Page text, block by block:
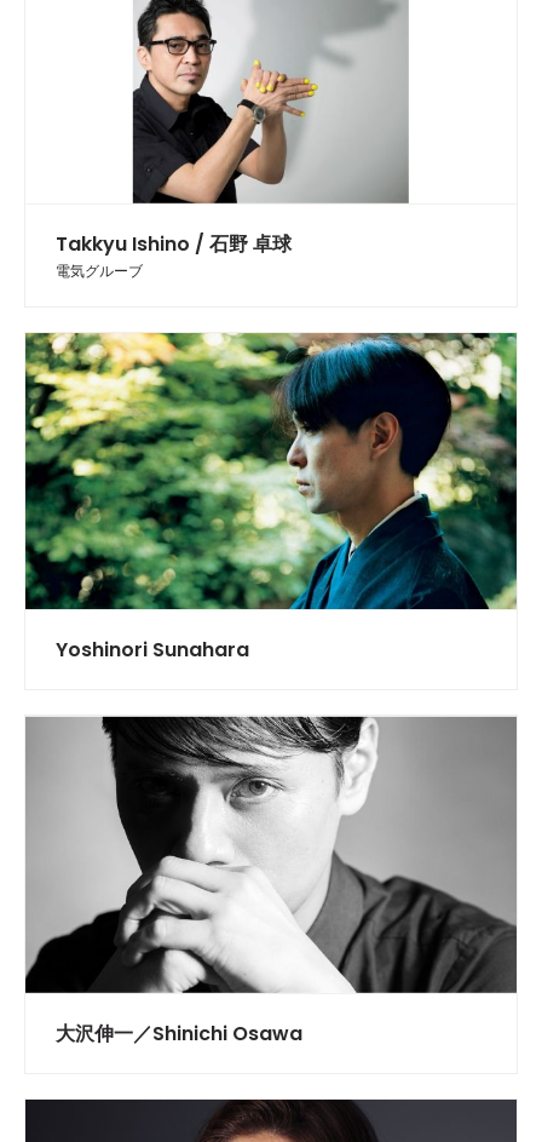
Takkyu Ishino / 石野 卓球
電気グルーブ
Yoshinori Sunahara
大沢伸一／Shinichi Osawa